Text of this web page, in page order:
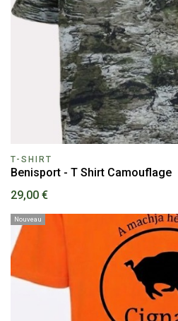
T-SHIRT
Benisport - T Shirt Camouflage
29,00 €
Nouveau